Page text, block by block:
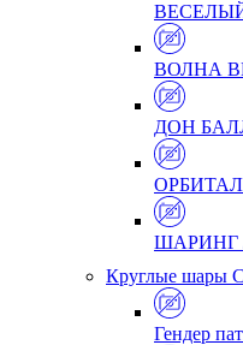
ВОЛНА
ДОН
ШАРИНГ /
Круглые
Гендер